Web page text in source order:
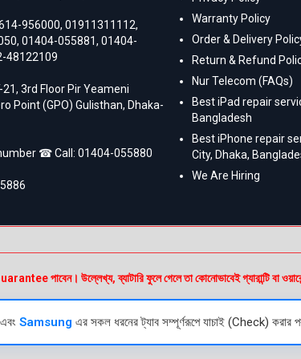
956000,01911311112,
,01404-055881,01404-
48122109
21, 3rd Floor Pir Yeameni
Point (GPO) Gulisthan, Dhaka-
☎ Call:01404-055880
Warranty Policy
Order & Delivery
Return & Refund
Nur Telecom (FAQs)
Best iPad repair
Bangladesh
Best iPhone repair
City, Dhaka,
We Are Hiring
পাবেন। উল্লেখ্য, ব্যাটারি ফুলে গেলে তা কোনোভাবেই গ্যারান্টি বা
Samsung এর সকল ধরনের ট্যাব সম্পূর্ণরূপে যাচাই (Check) করার